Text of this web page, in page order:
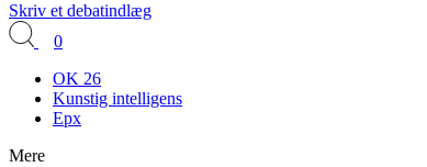
Skriv et debatindlæg
0
OK 26
Kunstig intelligens
Epx
Mere